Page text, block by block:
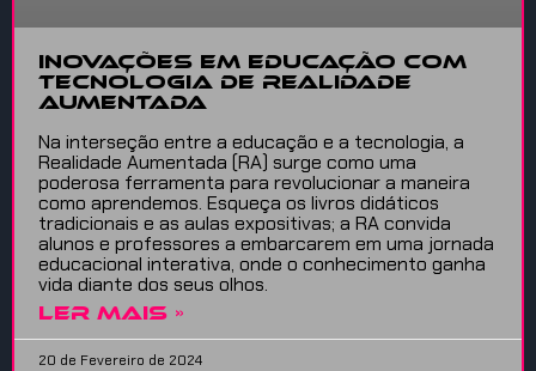
Inovações em Educação com
Tecnologia de Realidade
Aumentada
Na interseção entre a educação e a tecnologia, a
Realidade Aumentada (RA) surge como uma
poderosa ferramenta para revolucionar a maneira
como aprendemos. Esqueça os livros didáticos
tradicionais e as aulas expositivas; a RA convida
alunos e professores a embarcarem em uma jornada
educacional interativa, onde o conhecimento ganha
vida diante dos seus olhos.
LER MAIS »
20 de Fevereiro de 2024